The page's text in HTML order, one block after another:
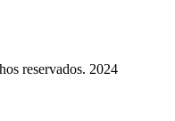
reservados. 2024